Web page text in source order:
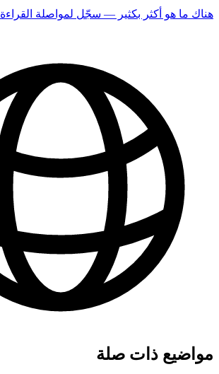
هناك ما هو أكثر بكثير — سجّل لمواصلة القراءة
مواضيع ذات صلة